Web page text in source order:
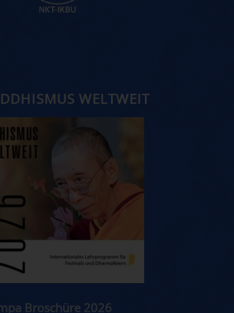
WELTWEIT
Broschüre 2026